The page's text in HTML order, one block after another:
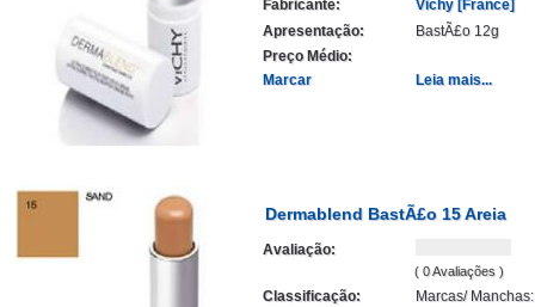
Fabricante:
Vichy [France]
Apresentação:
BastÃ£o 12g
Preço Médio:
Marcar
Leia mais...
Dermablend BastÃ£o 15 Areia
Avaliação:
( 0 Avaliações )
Classificação:
Marcas/ Manchas: